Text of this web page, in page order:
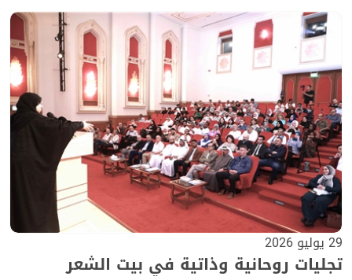
29 يوليو 2026
تجليات روحانية وذاتية في بيت الشعر